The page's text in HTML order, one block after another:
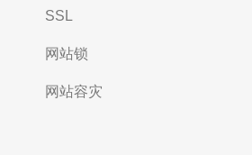
SSL
网站锁
网站容灾